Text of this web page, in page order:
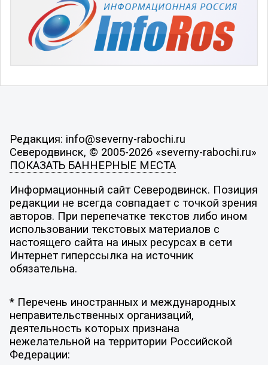
Редакция: info@severny-rabochi.ru
Северодвинск, © 2005-2026 «severny-rabochi.ru»
ПОКАЗАТЬ БАННЕРНЫЕ МЕСТА
Информационный сайт Северодвинск. Позиция
редакции не всегда совпадает с точкой зрения
авторов. При перепечатке текстов либо ином
использовании текстовых материалов с
настоящего сайта на иных ресурсах в сети
Интернет гиперссылка на источник
обязательна.
* Перечень иностранных и международных
неправительственных организаций,
деятельность которых признана
нежелательной на территории Российской
Федерации: